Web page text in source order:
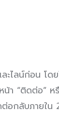
ไลน์ก่อน โด
า “ติดต่อ” ห
อกลับภายใน